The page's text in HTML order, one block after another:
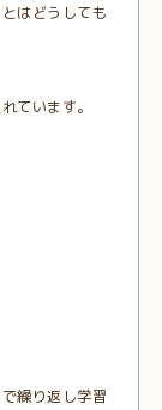
はどうしても
ています。
繰り返し学習